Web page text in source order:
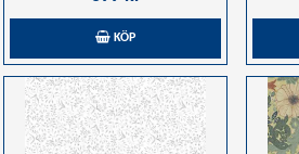
KÖP